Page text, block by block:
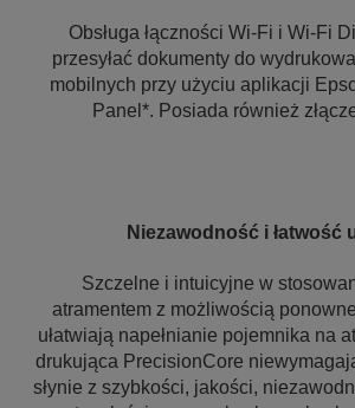
Obsługa łączności Wi-Fi i Wi-Fi
przesyłać dokumenty do
mobilnych przy użyciu aplikacji
Panel*. Posiada również
Niezawodność i łatwość
Szczelne i intuicyjne w
atramentem z możliwością
ułatwiają napełnianie pojemnika na
drukująca PrecisionCore
słynie z szybkości, jakości,